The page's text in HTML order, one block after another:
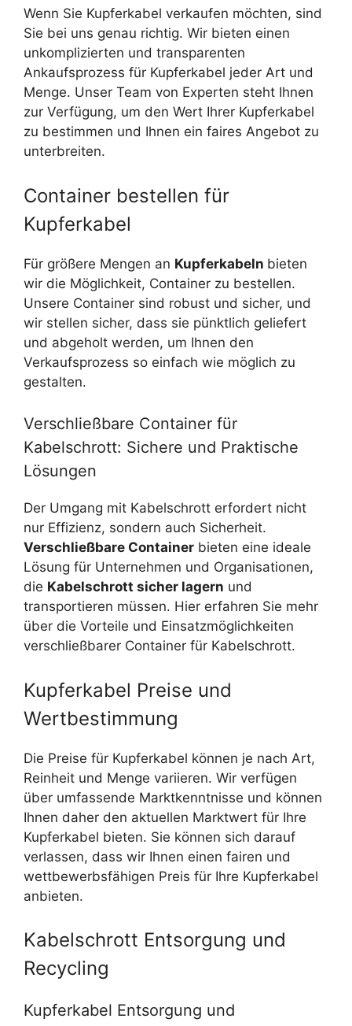
Wenn Sie Kupferkabel verkaufen möchten, sind
Sie bei uns genau richtig. Wir bieten einen
unkomplizierten und transparenten
Ankaufsprozess für Kupferkabel jeder Art und
Menge. Unser Team von Experten steht Ihnen
zur Verfügung, um den Wert Ihrer Kupferkabel
zu bestimmen und Ihnen ein faires Angebot zu
unterbreiten.
Container bestellen für
Kupferkabel
Für größere Mengen an Kupferkabeln bieten
wir die Möglichkeit, Container zu bestellen.
Unsere Container sind robust und sicher, und
wir stellen sicher, dass sie pünktlich geliefert
und abgeholt werden, um Ihnen den
Verkaufsprozess so einfach wie möglich zu
gestalten.
Verschließbare Container für
Kabelschrott: Sichere und Praktische
Lösungen
Der Umgang mit Kabelschrott erfordert nicht
nur Effizienz, sondern auch Sicherheit.
Verschließbare Container bieten eine ideale
Lösung für Unternehmen und Organisationen,
die Kabelschrott sicher lagern und
transportieren müssen. Hier erfahren Sie mehr
über die Vorteile und Einsatzmöglichkeiten
verschließbarer Container für Kabelschrott.
Kupferkabel Preise und
Wertbestimmung
Die Preise für Kupferkabel können je nach Art,
Reinheit und Menge variieren. Wir verfügen
über umfassende Marktkenntnisse und können
Ihnen daher den aktuellen Marktwert für Ihre
Kupferkabel bieten. Sie können sich darauf
verlassen, dass wir Ihnen einen fairen und
wettbewerbsfähigen Preis für Ihre Kupferkabel
anbieten.
Kabelschrott Entsorgung und
Recycling
Kupferkabel Entsorgung und